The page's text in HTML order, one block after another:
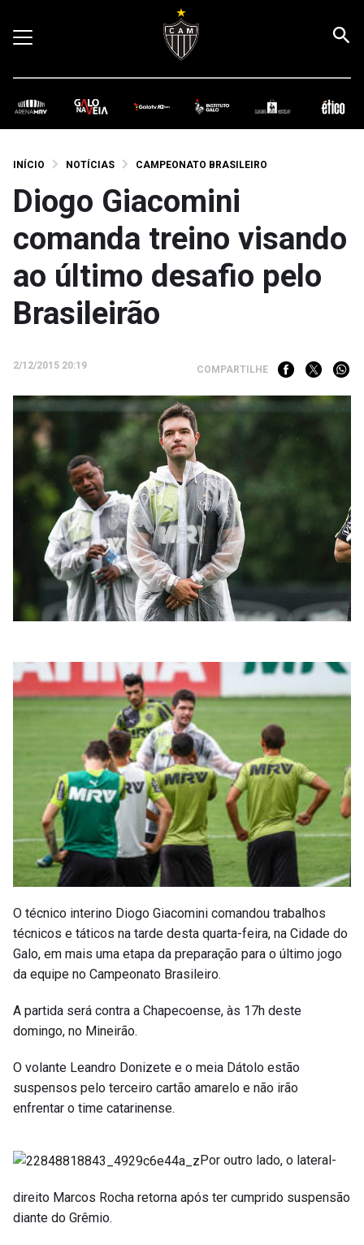
INÍCIO NOTÍCIAS CAMPEONATO BRASILEIRO
Diogo Giacomini
comanda treino visando
ao último desafio pelo
Brasileirão
2/12/2015 20:19 COMPARTILHE
O técnico interino Diogo Giacomini comandou trabalhos
técnicos e táticos na tarde desta quarta-feira, na Cidade do
Galo, em mais uma etapa da preparação para o último jogo
da equipe no Campeonato Brasileiro.
A partida será contra a Chapecoense, às 17h deste
domingo, no Mineirão.
O volante Leandro Donizete e o meia Dátolo estão
suspensos pelo terceiro cartão amarelo e não irão
enfrentar o time catarinense.
Por outro lado, o lateral-
direito Marcos Rocha retorna após ter cumprido suspensão
diante do Grêmio.